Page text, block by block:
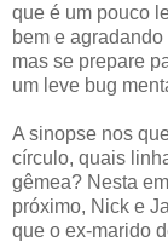
que é um pouco
bem e
mas se prepare
um leve bug
A sinopse nos
círculo, quais
gêmea? Nesta
próximo, Nick e
que o ex-marido